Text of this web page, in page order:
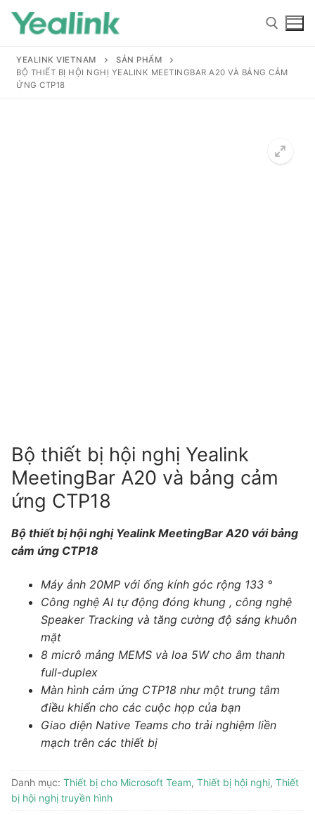
YEALINK VIETNAM
SẢN PHẨM
BỘ THIẾT BỊ HỘI NGHỊ YEALINK MEETINGBAR A20 VÀ BẢNG CẢM
ỨNG CTP18
Bộ thiết bị hội nghị Yealink
MeetingBar A20 và bảng cảm
ứng CTP18
Bộ thiết bị hội nghị Yealink MeetingBar A20 với bảng
cảm ứng CTP18
Máy ảnh 20MP với ống kính góc rộng 133 °
Công nghệ AI tự động đóng khung , công nghệ
Speaker Tracking và tăng cường độ sáng khuôn
mặt
8 micrô mảng MEMS và loa 5W cho âm thanh
full-duplex
Màn hình cảm ứng CTP18 như một trung tâm
điều khiển cho các cuộc họp của bạn
Giao diện Native Teams cho trải nghiệm liền
mạch trên các thiết bị
Danh mục: Thiết bị cho Microsoft Team, Thiết bị hội nghị, Thiết
bị hội nghị truyền hình